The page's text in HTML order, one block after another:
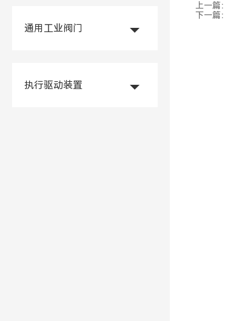
通用工业阀门
执行驱动装置
上一篇：
下一篇：